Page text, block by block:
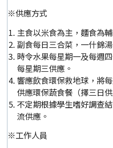
※供應方式
主食以米食為主，麵食為輔
副食每日三合菜，一什錦湯
時令水果每星期一及每週
每星期三供應。
響應飲食環保救地球，將
供應環保蔬食餐（擇三日
不定期根據學生嗜好調查
流供應。
※工作人員